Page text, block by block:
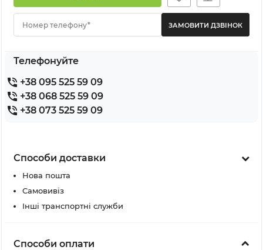
Номер телефону*
Телефонуйте
+38 095 525 59 09
+38 068 525 59 09
+38 073 525 59 09
Способи доставки
Нова пошта
Самовивіз
Інші транспортні служби
Способи оплати